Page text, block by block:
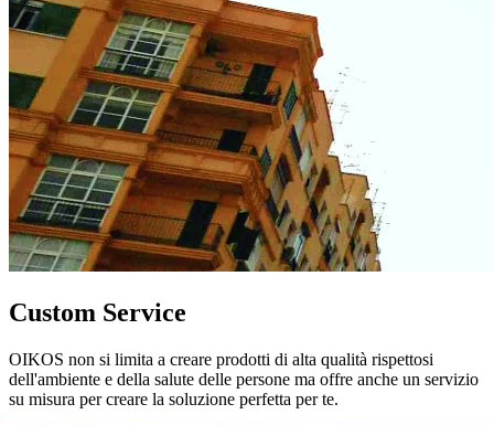
Custom Service
OIKOS non si limita a creare prodotti di alta qualità rispettosi
dell'ambiente e della salute delle persone ma offre anche un servizio
su misura per creare la soluzione perfetta per te.